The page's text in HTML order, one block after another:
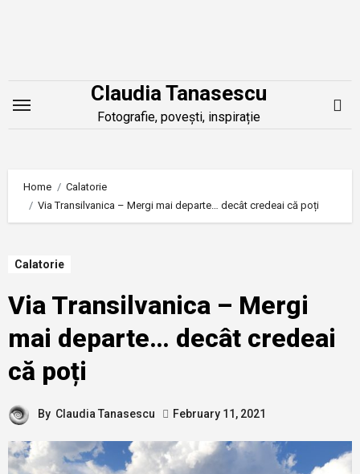
Claudia Tanasescu
Fotografie, povești, inspirație
Home
Calatorie
Via Transilvanica – Mergi mai departe… decât credeai că poți
Calatorie
Via Transilvanica – Mergi
mai departe… decât credeai
că poți
By Claudia Tanasescu February 11, 2021